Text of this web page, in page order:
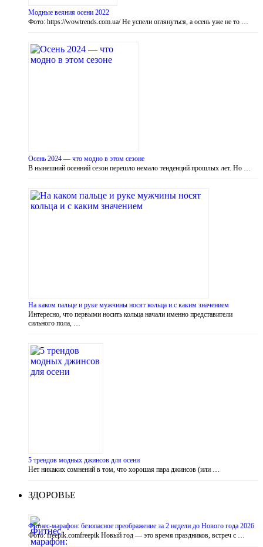
Модные веяния осени 2022
Фото: https://wowtrends.com.ua/ Не успели оглянуться, а осень уже не то …
Осень 2024 — что модно в этом сезоне
В нынешний осенний сезон перешло немало тенденций прошлых лет. Но …
На каком пальце и руке мужчины носят кольца и с каким значением
Интересно, что первыми носить кольца начали именно представители
сильного пола, …
5 трендов модных джинсов для осени
Нет никаких сомнений в том, что хорошая пара джинсов (или …
ЗДОРОВЬЕ
Фитнес-марафон: безопасное преображение за 2 недели до Нового года 2026
Фото: freepik.comfreepik Новый год — это время праздников, встреч с …